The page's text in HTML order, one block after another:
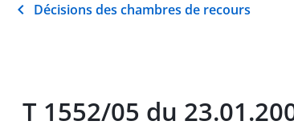
Décisions des chambres de recours
T 1552/05 du